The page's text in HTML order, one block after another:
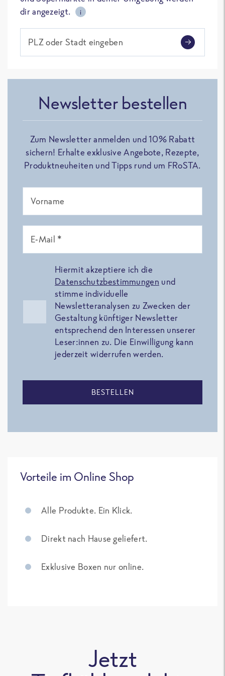
dir angezeigt.
i
PLZ oder Stadt eingeben
Newsletter bestellen
Zum Newsletter anmelden und 10% Rabatt
sichern! Erhalte exklusive Angebote, Rezepte,
Produktneuheiten und Tipps rund um FRoSTA.
Vorname
E-Mail *
Hiermit akzeptiere ich die
Datenschutzbestimmungen und
stimme individuelle
Newsletteranalysen zu Zwecken der
Gestaltung künftiger Newsletter
entsprechend den Interessen unserer
Leser:innen zu. Die Einwilligung kann
jederzeit widerrufen werden.
BESTELLEN
Vorteile im Online Shop
Alle Produkte. Ein Klick.
Direkt nach Hause geliefert.
Exklusive Boxen nur online.
Jetzt